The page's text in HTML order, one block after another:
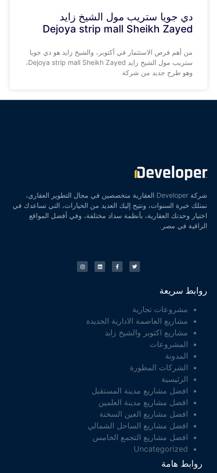
دي جويا ستريب مول الشيخ زايد
Dejoya strip mall Sheikh Zayed
من أهم فرص الاستثمار في أكتوبر، والشيخ زايد هو دي جويا
ستريب مول الشيخ زايد Dejoya strip mall Sheikh Zayed،
وهو طرح جديد من شركة
شركة Developer العقارية متخصصين في مجال التطوير العقاري،
نمتلك خبرة السنوات، ونتيح إليك العديد من الخيارات، التي تساعدك في
اختيار وحدتك العقارية، بأنظمة سداد مختلفة، وفي أفضل المواقع
الراقية في مصر.
روابط سريعة
مشروعات تجارية
مشاريع العاصمة الادارية الجديدة
مشاريع اكتوبر والشيخ زايد
المشروعات
المدونة
الشركات المطورة
الرئيسية
افضل مشاريع مدينة المستقبل
افضل مشاريع مدينة العلمين
افضل مشاريع العين السخنة
افضل مشاريع الساحل الشمالي
افضل مشاريع التجمع الخامس
Uncategorized
روابط هامة